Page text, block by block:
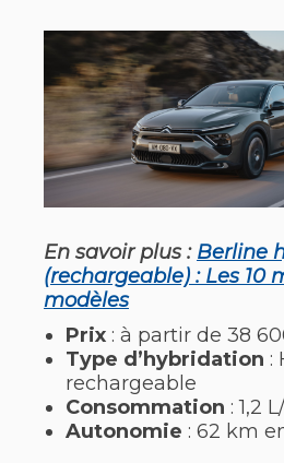
En savoir plus : Berline
(rechargeable) : Les 10
modèles
Prix : à partir de 38
Type d’hybridation :
rechargeable
Consommation : 1,2
Autonomie : 62 km